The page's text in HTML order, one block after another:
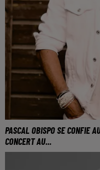
PASCAL OBISPO SE CONFIE
CONCERT AU...
Pascal Obispo au
concert le 10